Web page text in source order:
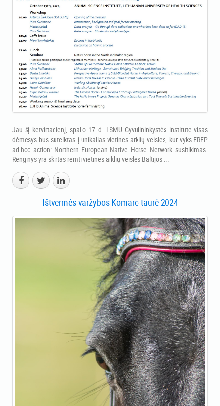
Jau šį ketvirtadienį, spalio 17 d. LSMU Gyvulininkystės institute visas
dėmesys bus sutelktas į unikalias vietines arklių veisles, kur vyks ERFP
ad-hoc action: Northern European Native Horse Network susitikimas.
Renginys yra skirtas remti vietines arklių veisles Baltijos ...
Ištvermės varžybos Komaro taurė 2024